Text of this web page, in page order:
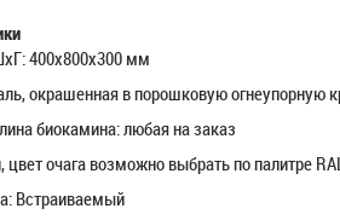
400х800х300 мм
окрашенная в порошковую огнеупорную
биокамина: любая на заказ
очага возможно выбрать по палитре
Встраиваемый